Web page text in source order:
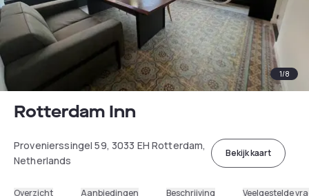
1/8
Rotterdam Inn
Provenierssingel 59, 3033 EH Rotterdam,
Netherlands
Bekijk kaart
Overzicht Aanbiedingen Beschrijving Veelgestelde